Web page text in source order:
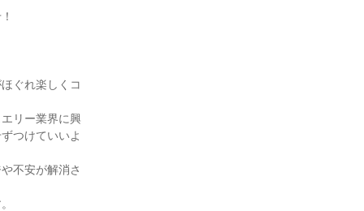
ぐれ楽しくコ
リー業界に興
つけていいよ
不安が解消さ